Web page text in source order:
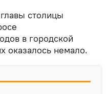
столицы
в городской
оказалось немало.